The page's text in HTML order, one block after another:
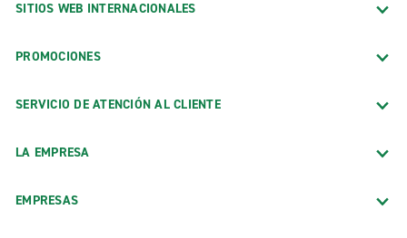
SITIOS WEB INTERNACIONALES
PROMOCIONES
SERVICIO DE ATENCIÓN AL CLIENTE
LA EMPRESA
EMPRESAS